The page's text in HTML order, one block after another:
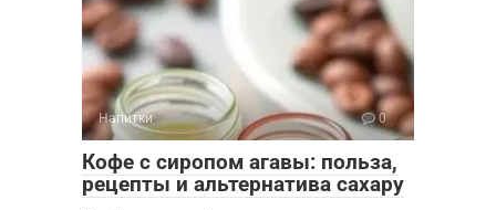
Напитки 0
Кофе с сиропом агавы: польза,
рецепты и альтернатива сахару